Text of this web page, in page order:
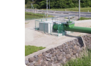
橋外送